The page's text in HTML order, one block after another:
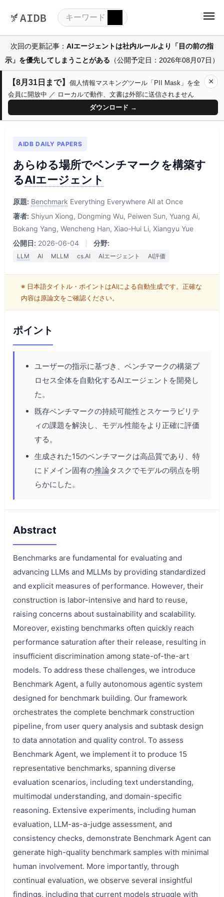
次回の更新記事： AIエージェントは社内ルールより「目の前の指
示」を優先してしまうことがある （公開予定日：2026年08月07日）
【8月31日まで】 個人情報マスキングツール「PII Mask」を全
会員に開放中 ／ ローカルで動作、文書は外部に送信されません
ダウンロード →
×
AIDB DAILY PAPERS
あらゆる場所でベンチマークを構築す
るAIエージェント
原題: Benchmark Everything Everywhere All at Once
著者: Shiyun Xiong, Dongming Wu, Peiwen Sun, Yuang Ai,
Bokang Yang, Wencheng Han, Xiao-Hui Li, Xiangyu Yue
公開日: 2026-06-04 分野:
LLM AI MLLM cs.AI AIエージェント AI評価
※ 日本語タイトル・ポイントはAIによる自動生成です。正確な
内容は原論文をご確認ください。
ポイント
ユーザーの指示に基づき、ベンチマークの構築プ
ロセス全体を自動化するAIエージェントを開発し
た。
既存ベンチマークの持続可能性とスケーラビリテ
ィの課題を解決し、モデル性能をより正確に評価
する。
生成された15のベンチマークは高品質であり、特
にドメイン固有の推論タスクでモデルの弱点を明
らかにした。
Abstract
Benchmarks are fundamental for evaluating and
advancing LLMs and MLLMs by providing standardized
and explicit measures of performance. However, their
construction is labor-intensive and hard to reuse,
raising concerns about sustainability and scalability.
Moreover, existing benchmarks often quickly reach
performance saturation after their release, resulting in
insufficient discrimination among state-of-the-art
models. To address these challenges, we introduce
Benchmark Agent, a fully autonomous agentic system
designed for benchmark building. Our framework
orchestrates the complete benchmark construction
pipeline, from user query analysis and subtask design
to data annotation and quality control. To assess
Benchmark Agent, we implement it to produce 15
representative benchmarks, spanning diverse
evaluation scenarios, including text understanding,
multimodal understanding, and domain-specific
reasoning. Extensive experiments, including human
evaluation, LLM-as-a-judge assessment, and
consistency checks, demonstrate Benchmark Agent can
generate high-quality benchmark samples with minimal
human involvement. More importantly, through
continual evaluation, we observe several insightful
findings, including that current models struggle with